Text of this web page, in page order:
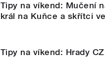
Tipy na víkend: Mučení
král na Kuňce a skřítci
Tipy na víkend: Hrady